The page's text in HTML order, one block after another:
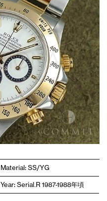
Material: SS/YG
Year: Serial.R 1987-1988年頃